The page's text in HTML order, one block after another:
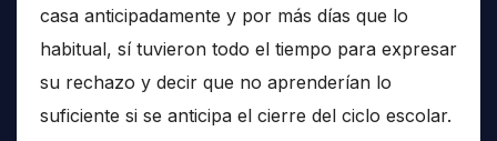
casa anticipadamente y por más días que lo
habitual, sí tuvieron todo el tiempo para expresar
su rechazo y decir que no aprenderían lo
suficiente si se anticipa el cierre del ciclo escolar.